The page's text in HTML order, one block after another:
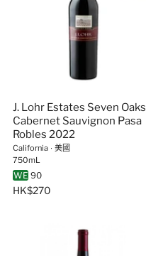
J. Lohr Estates Seven Oaks
Cabernet Sauvignon Pasa
Robles 2022
California ∙ 美國
750mL
WE 90
HK$270